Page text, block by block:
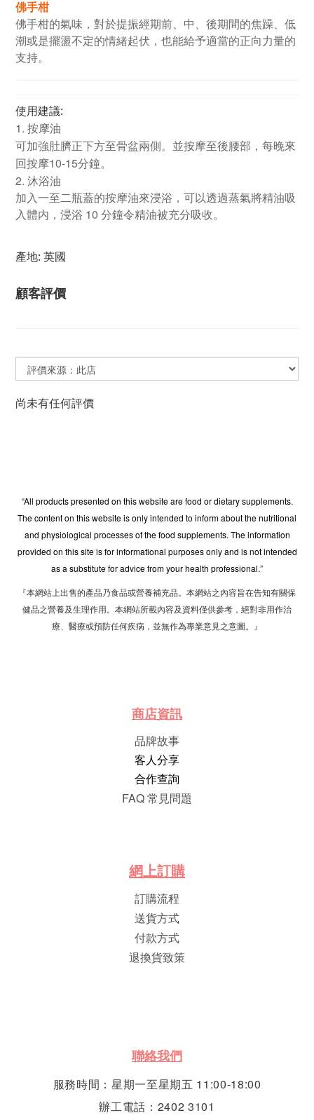
佛手柑
佛手柑的氣味，對於提振經期前、中、後期間的焦躁、低
潮或是擺盪不定的情緒起伏，也能給予適當的正向力量的
支持。
使用建議:
1. 按摩油
可加強肚臍正下方至骨盆兩側。並按摩至後腰部，每晚來
回按摩10-15分鐘。
2. 沐浴油
加入一至二瓶蓋的按摩油來浸浴，可以透過蒸氣將精油吸
入體内，浸浴 10 分鐘令精油被充分吸收。
產地: 英國
顧客評價
尚未有任何評價
“All products presented on this website are food or dietary supplements.
The content on this website is only intended to inform about the nutritional
and physiological processes of the food supplements. The information
provided on this site is for informational purposes only and is not intended
as a substitute for advice from your health professional.”
『本網站上出售的產品乃食品或營養補充品。本網站之內容旨在告知有關保
健品之營養及生理作用。本網站所載內容及資料僅供參考，絕對非用作治
療、醫療或預防任何疾病，並無作為專業意見之意圖。』
商店資訊
品牌故事
客人分享
合作查詢
FAQ 常見問題
網上訂購
訂購流程
送貨方式
付款方式
退換貨致策
聯絡我們
服務時間：星期一至星期五 11:00-18:00
辦工電話：2402 3101